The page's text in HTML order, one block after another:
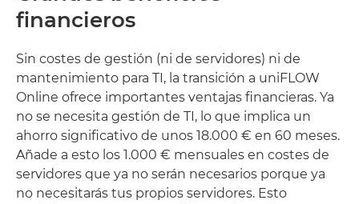
financieros
Sin costes de gestión (ni de servidores) ni de
mantenimiento para TI, la transición a uniFLOW
Online ofrece importantes ventajas financieras. Ya
no se necesita gestión de TI, lo que implica un
ahorro significativo de unos 18.000 € en 60 meses.
Añade a esto los 1.000 € mensuales en costes de
servidores que ya no serán necesarios porque ya
no necesitarás tus propios servidores. Esto